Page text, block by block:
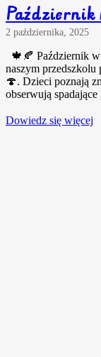
Październik
2 października, 2025
🍁🍂 Październik
naszym przedszkolu
🍄. Dzieci poznają
obserwują
Dowiedz się więcej